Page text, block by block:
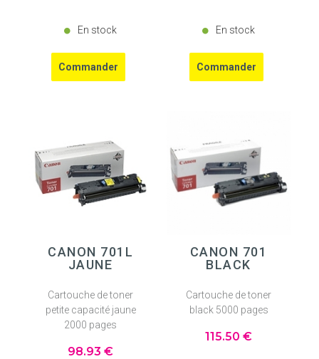
En stock En stock
CANON 701L
JAUNE
Cartouche de toner
petite capacité jaune
2000 pages
98.93 €
CANON 701
BLACK
Cartouche de toner
black 5000 pages
115.50 €